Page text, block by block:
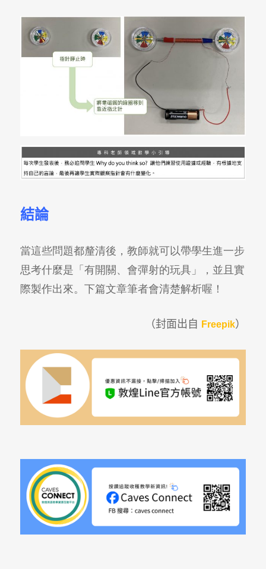
結論
當這些問題都釐清後，教師就可以帶學生進一步
思考什麼是 「有開關、會彈射的玩具」， 並且實
際製作出來。下篇文章筆者會清楚解析喔！
（封面出自 Freepik）